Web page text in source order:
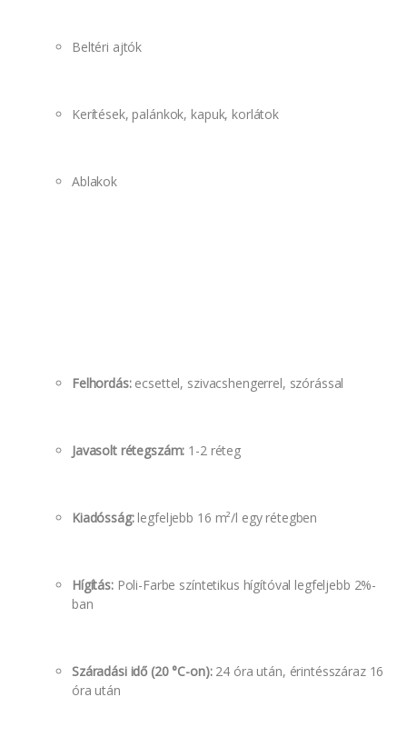
Beltéri ajtók
Kerítések, palánkok, kapuk, korlátok
Ablakok
Felhordás:ecsettel, szivacshengerrel, szórással
Javasolt rétegszám: 1-2 réteg
Kiadósság:legfeljebb 16 m²/l egy rétegben
Hígítás:Poli-Farbe színtetikus hígítóval legfeljebb 2%-
ban
Száradási idő (20 °C-on):24 óra után, érintésszáraz 16
óra után